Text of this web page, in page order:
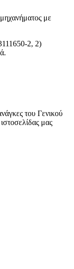
με
2, 2)
του Γενικού
μας